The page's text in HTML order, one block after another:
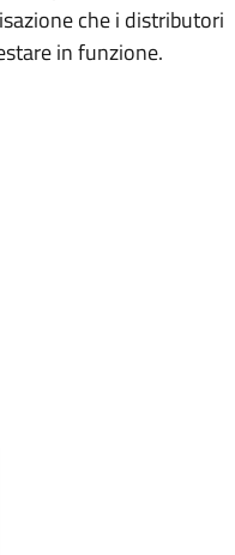
che i distributori
in funzione.